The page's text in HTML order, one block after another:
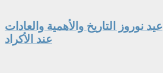
عيد نوروز التاريخ والأهمية والعادات
عند الأكراد